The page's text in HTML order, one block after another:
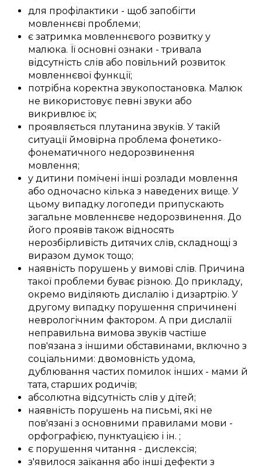
для профілактики - щоб запобігти
мовленнєві проблеми;
є затримка мовленнєвого розвитку у
малюка. Її основні ознаки -тривала
відсутність слів або повільний розвиток
мовленнєвої функції;
потрібна коректна звукопостановка. Малюк
не використовує певні звуки або
викривлює їх;
проявляється плутанина звуків. Утакій
ситуації ймовірна проблема фонетико-
фонематичного недорозвинення
мовлення;
у дитини помічені інші розлади мовлення
або одночасно кілька з наведених вище. У
цьому випадкулогопеди припускають
загальне мовленнєве недорозвинення. До
його проявів також відносять
нерозбірливість дитячих слів, складнощі з
виразом думок тощо;
наявність порушень у вимові слів. Причина
такої проблеми буває різною. До прикладу,
окремо виділяють дислалію і дизартрію. У
другому випадку порушення спричинені
неврологічним фактором. А при дислалії
неправильна вимова звуків частіше
пов'язана з іншими обставинами, включно з
соціальними: двомовність удома,
дублювання частих помилок інших - мами й
тата, старших родичів;
абсолютна відсутність слів у дітей;
наявність порушень на письмі, які не
пов'язані з основними правилами мови -
орфографією, пунктуацією і ін. ;
є порушення читання - дислексія;
з'явилося заїкання або інші дефекти з